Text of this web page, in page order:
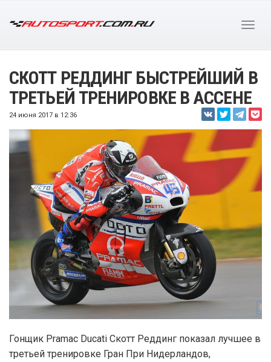
СКОТТ РЕДДИНГ БЫСТРЕЙШИЙ В
ТРЕТЬЕЙ ТРЕНИРОВКЕ В АССЕНЕ
24 июня 2017 в 12:36
Гонщик Pramac Ducati Скотт Реддинг показал лучшее в
третьей тренировке Гран При Нидерландов,